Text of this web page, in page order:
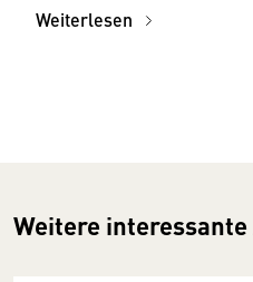
Weiterlesen
Weitere